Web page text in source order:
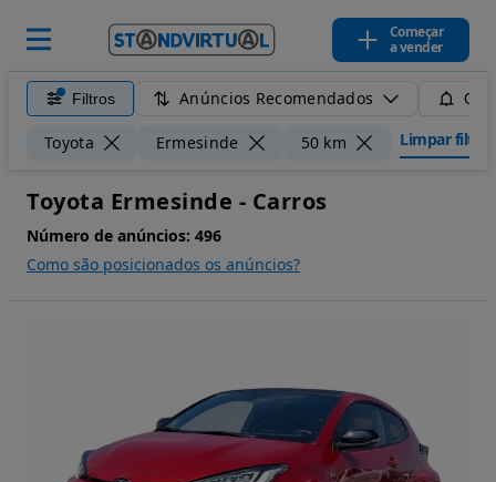
Começar
a vender
Filtros Anúncios Recomendados
Toyota Ermesinde 50 km Limpar filtros
Toyota Ermesinde - Carros
Número de anúncios: 496
Como são posicionados os anúncios?